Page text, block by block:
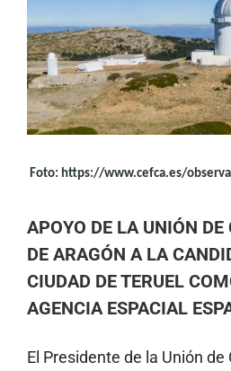
grande
Foto: https://www.cefca.es/
APOYO DE LA UNIÓN DE
DE ARAGÓN A LA
CIUDAD DE TERUEL
AGENCIA ESPACIAL
El Presidente de la Unión